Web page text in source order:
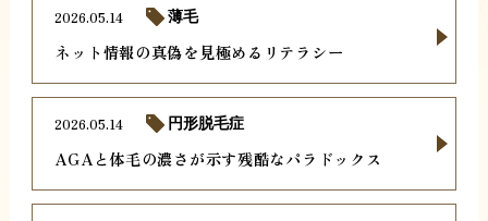
ネット情報の真偽を見極めるリテラシー
2026.05.14 薄毛
AGAと体毛の濃さが示す残酷なパラドックス
2026.05.14 円形脱毛症